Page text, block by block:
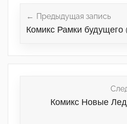
записям
Предыдущая запись
Комикс Рамки будущего
Комикс Новые